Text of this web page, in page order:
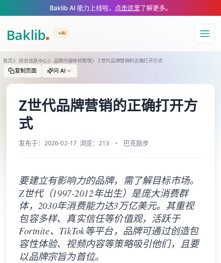
A Markdown version of this page is available at https://
Baklib AI 能力上线啦， 点击这里了解更多。
+AI
导航
首页 综合信息中心 品牌内容体验管理 Z世代品牌营销的正确打开方式
复制页面 问 AI
Z世代品牌营销的正确打开方
式
发布于：2026-02-17 浏览：213 巴克励步
要建立有影响力的品牌，需了解目标市场。
Z世代（1997-2012年出生）是庞大消费群
体，2030年消费能力达3万亿美元。其重视
包容多样、真实信任等价值观，活跃于
Fortnite、TikTok等平台，品牌可通过创造包
容性体验、视频内容等策略吸引他们，且要
以品牌宗旨为首位。